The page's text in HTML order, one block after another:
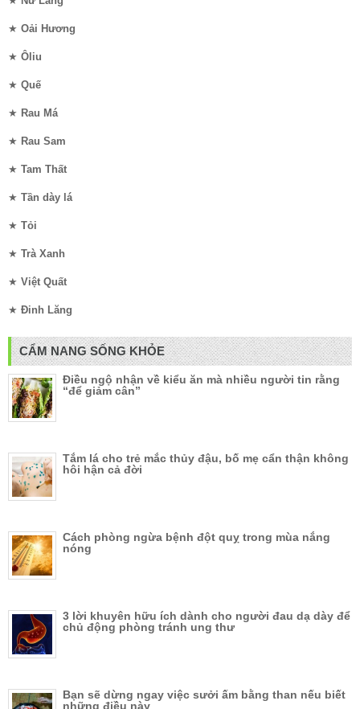
★ Oải Hương
★ Ôliu
★ Quế
★ Rau Má
★ Rau Sam
★ Tam Thất
★ Tần dày lá
★ Tỏi
★ Trà Xanh
★ Việt Quất
★ Đinh Lăng
CẨM NANG SỐNG KHỎE
Điều ngộ nhận về kiểu ăn mà nhiều người tin rằng
“để giảm cân”
Tắm lá cho trẻ mắc thủy đậu, bố mẹ cẩn thận không
hôi hận cả đời
Cách phòng ngừa bệnh đột quỵ trong mùa nắng
nóng
3 lời khuyên hữu ích dành cho người đau dạ dày để
chủ động phòng tránh ung thư
Bạn sẽ dừng ngay việc sưởi ấm bằng than nếu biết
những điều này